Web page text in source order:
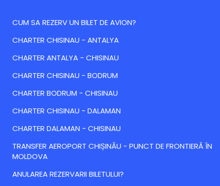
CUM SA REZERV UN BILET DE AVION?
CHARTER CHISINAU - ANTALYA
CHARTER ANTALYA - CHISINAU
CHARTER CHISINAU - BODRUM
CHARTER BODRUM - CHISINAU
CHARTER CHISINAU - DALAMAN
CHARTER DALAMAN - CHISINAU
TRANSFER AEROPORT CHIȘINĂU - PUNCT DE FRONTIERĂ ÎN
MOLDOVA
ANULAREA REZERVARII BILETULUI?